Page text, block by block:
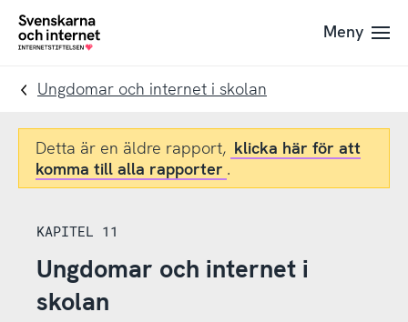
Till
navigation
Till
innehåll
To
Meny
Ungdomar och internet i skolan
Detta är en äldre rapport, klicka här för att
komma till alla rapporter .
KAPITEL 11
Ungdomar och internet i
skolan